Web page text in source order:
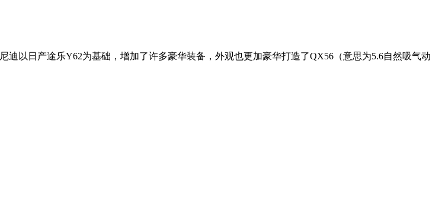
以日产途乐Y62为基础，增加了许多豪华装备，外观也更加豪华打造了QX56（意思为5.6自然吸气动